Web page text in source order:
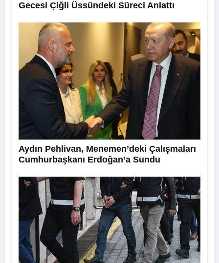
Gecesi Çiğli Üssündeki Süreci Anlattı
Aydın Pehlivan, Menemen’deki Çalışmaları
Cumhurbaşkanı Erdoğan’a Sundu